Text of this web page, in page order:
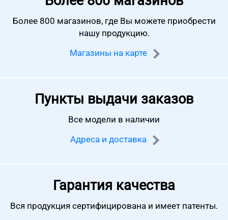
Более 800 магазинов, где Вы можете приобрести
нашу продукцию.
Магазины на карте
Пункты выдачи заказов
Все модели в наличии
Адреса и доставка
Гарантия качества
Вся продукция сертифицирована и имеет патенты.